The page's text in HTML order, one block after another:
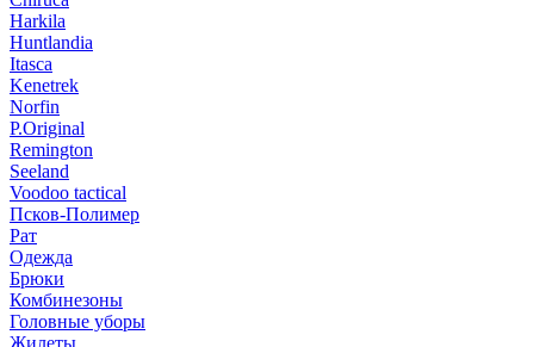
Harkila
Huntlandia
Itasca
Kenetrek
Norfin
P.Original
Remington
Seeland
Voodoo tactical
Псков-Полимер
Рат
Одежда
Брюки
Комбинезоны
Головные уборы
Жилеты